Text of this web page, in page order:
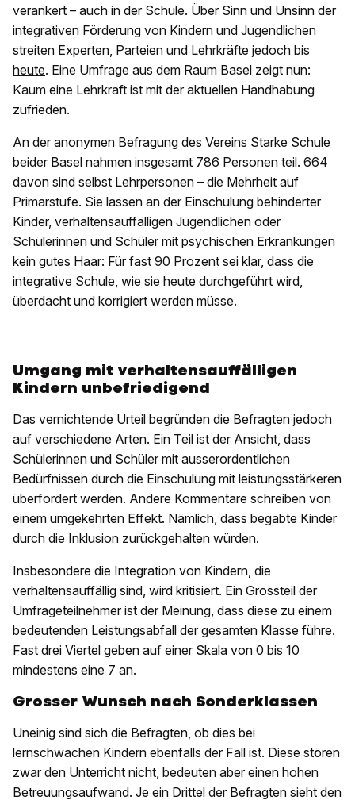
verankert – auch in der Schule. Über Sinn und Unsinn der
integrativen Förderung von Kindern und Jugendlichen
streiten Experten, Parteien und Lehrkräfte jedoch bis
heute. Eine Umfrage aus dem Raum Basel zeigt nun:
Kaum eine Lehrkraft ist mit der aktuellen Handhabung
zufrieden.
An der anonymen Befragung des Vereins Starke Schule
beider Basel nahmen insgesamt 786 Personen teil. 664
davon sind selbst Lehrpersonen – die Mehrheit auf
Primarstufe. Sie lassen an der Einschulung behinderter
Kinder, verhaltensauffälligen Jugendlichen oder
Schülerinnen und Schüler mit psychischen Erkrankungen
kein gutes Haar: Für fast 90 Prozent sei klar, dass die
integrative Schule, wie sie heute durchgeführt wird,
überdacht und korrigiert werden müsse.
Umgang mit verhaltensauffälligen
Kindern unbefriedigend
Das vernichtende Urteil begründen die Befragten jedoch
auf verschiedene Arten. Ein Teil ist der Ansicht, dass
Schülerinnen und Schüler mit ausserordentlichen
Bedürfnissen durch die Einschulung mit leistungsstärkeren
überfordert werden. Andere Kommentare schreiben von
einem umgekehrten Effekt. Nämlich, dass begabte Kinder
durch die Inklusion zurückgehalten würden.
Insbesondere die Integration von Kindern, die
verhaltensauffällig sind, wird kritisiert. Ein Grossteil der
Umfrageteilnehmer ist der Meinung, dass diese zu einem
bedeutenden Leistungsabfall der gesamten Klasse führe.
Fast drei Viertel geben auf einer Skala von 0 bis 10
mindestens eine 7 an.
Grosser Wunsch nach Sonderklassen
Uneinig sind sich die Befragten, ob dies bei
lernschwachen Kindern ebenfalls der Fall ist. Diese stören
zwar den Unterricht nicht, bedeuten aber einen hohen
Betreuungsaufwand. Je ein Drittel der Befragten sieht den